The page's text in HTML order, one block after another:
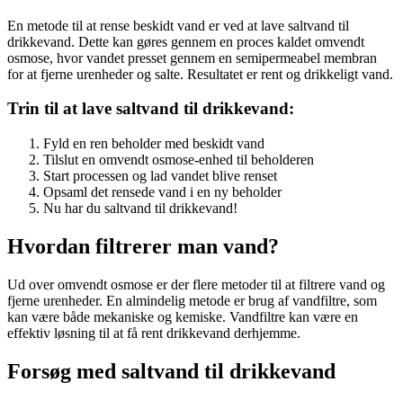
En metode til at rense beskidt vand er ved at lave saltvand til
drikkevand. Dette kan gøres gennem en proces kaldet omvendt
osmose, hvor vandet presset gennem en semipermeabel membran
for at fjerne urenheder og salte. Resultatet er rent og drikkeligt vand.
Trin til at lave saltvand til drikkevand:
Fyld en ren beholder med beskidt vand
Tilslut en omvendt osmose-enhed til beholderen
Start processen og lad vandet blive renset
Opsaml det rensede vand i en ny beholder
Nu har du saltvand til drikkevand!
Hvordan filtrerer man vand?
Ud over omvendt osmose er der flere metoder til at filtrere vand og
fjerne urenheder. En almindelig metode er brug af vandfiltre, som
kan være både mekaniske og kemiske. Vandfiltre kan være en
effektiv løsning til at få rent drikkevand derhjemme.
Forsøg med saltvand til drikkevand